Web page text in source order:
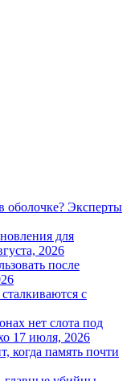
Эксперты
для
2026
после
с
нет слота под
17 июля, 2026
когда память почти